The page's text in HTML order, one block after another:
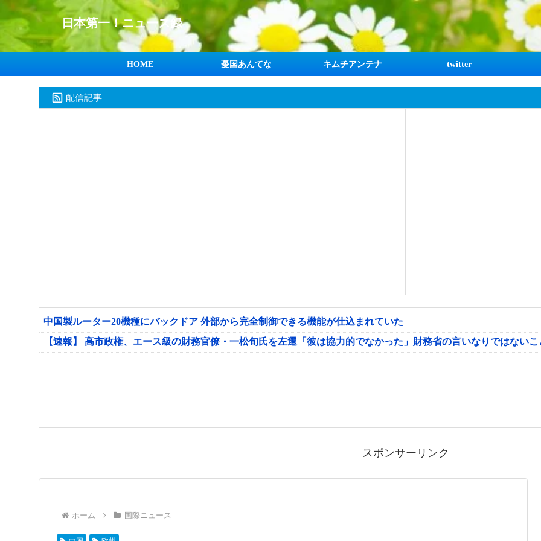
日本第一！ニュース録
HOME 憂国あんてな キムチアンテナ twitter
配信記事
中国製ルーター20機種にバックドア 外部から完全制御できる機能が仕込まれていた
【速報】 高市政権、エース級の財務官僚・一松旬氏を左遷「彼は協力的でなかった」財務省の言いなりではない
スポンサーリンク
ホーム 国際ニュース